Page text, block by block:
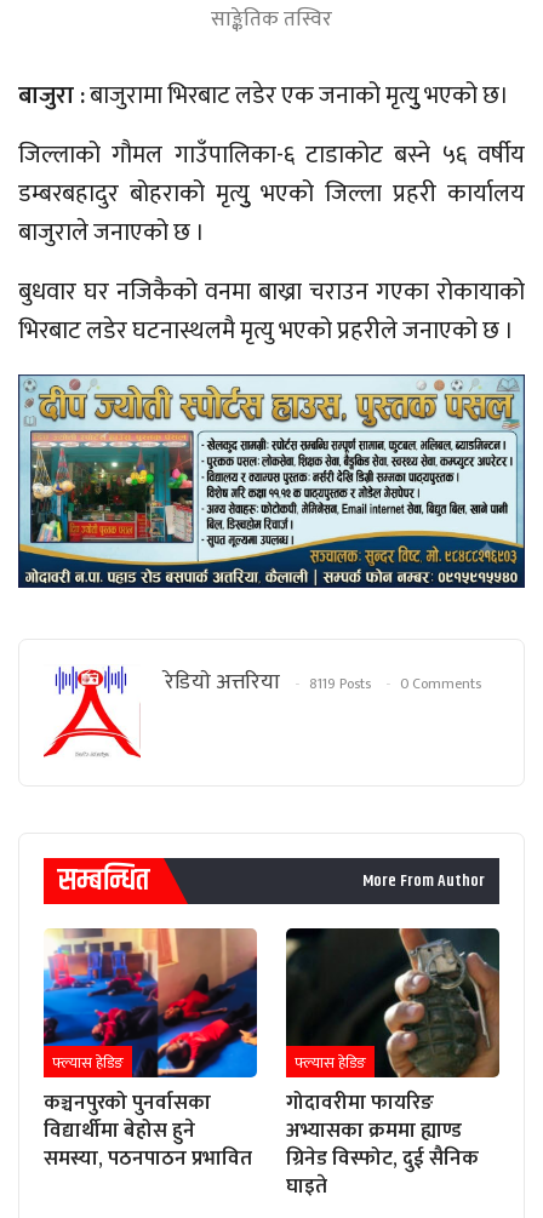
साङ्केतिक तस्विर
बाजुरा :बाजुरामा भिरबाट लडेर एक जनाको मृत्युु भएको छ।
जिल्लाको गौमल गाउँपालिका-६ टाडाकोट बस्ने ५६ वर्षीय
डम्बरबहादुर बोहराको मृत्युु भएको जिल्ला प्रहरी कार्यालय
बाजुराले जनाएको छ ।
बुधवार घर नजिकैको वनमा बाख्रा चराउन गएका रोकायाको
भिरबाट लडेर घटनास्थलमै मृत्यु भएको प्रहरीले जनाएको छ ।
रेडियाे अत्तरिया 8119 Posts 0 Comments
सम्बन्धित More From Author
फ्ल्यास हेडिङ
कञ्चनपुरको पुनर्वासका
विद्यार्थीमा बेहोस हुने
समस्या, पठनपाठन प्रभावित
फ्ल्यास हेडिङ
गोदावरीमा फायरिङ
अभ्यासका क्रममा ह्याण्ड
ग्रिनेड विस्फोट, दुई सैनिक
घाइते